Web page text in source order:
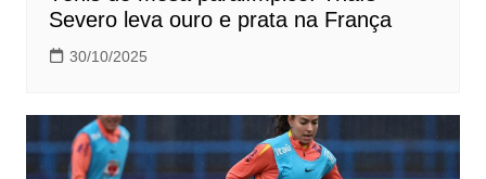
Severo leva ouro e prata na França
30/10/2025